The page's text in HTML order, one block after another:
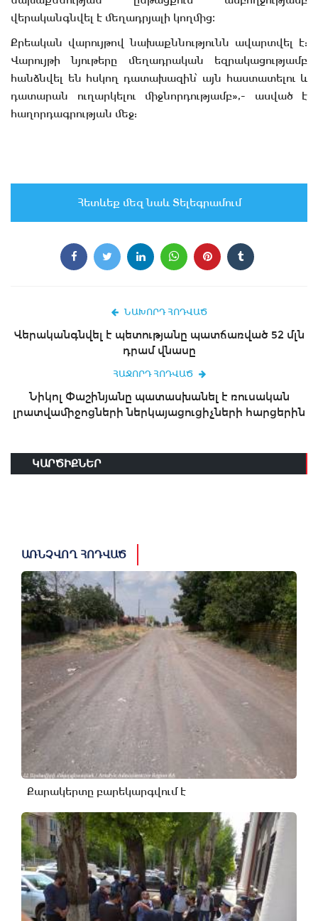
վերականգնվել է մեղադրյալի կողմից։
Քրեական վարույթով նախաքննությունն ավարտվել է:
Վարույթի նյութերը մեղադրական եզրակացությամբ
հանձնվել են հսկող դատախազին՝ այն հաստատելու և
դատարան ուղարկելու միջնորդությամբ»,- ասված է
հաղորդագրության մեջ:
Հետևեք մեզ նաև Տելեգրամում
ՆԱԽՈՐԴ ՀՈԴՎԱԾ
Վերականգնվել է պետությանը պատճառված 52 մլն
դրամ վնասը
ՀԱՋՈՐԴ ՀՈԴՎԱԾ
Նիկոլ Փաշինյանը պատասխանել է ռուսական
լրատվամիջոցների ներկայացուցիչների հարցերին
ԿԱՐԾԻՔՆԵՐ
ԱՌՆՉՎՈՂ ՀՈԴՎԱԾ
Քարակերտը բարեկարգվում է